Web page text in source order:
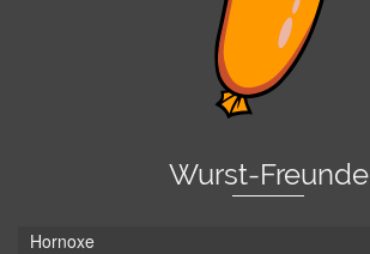
Wurst-Freunde
Hornoxe